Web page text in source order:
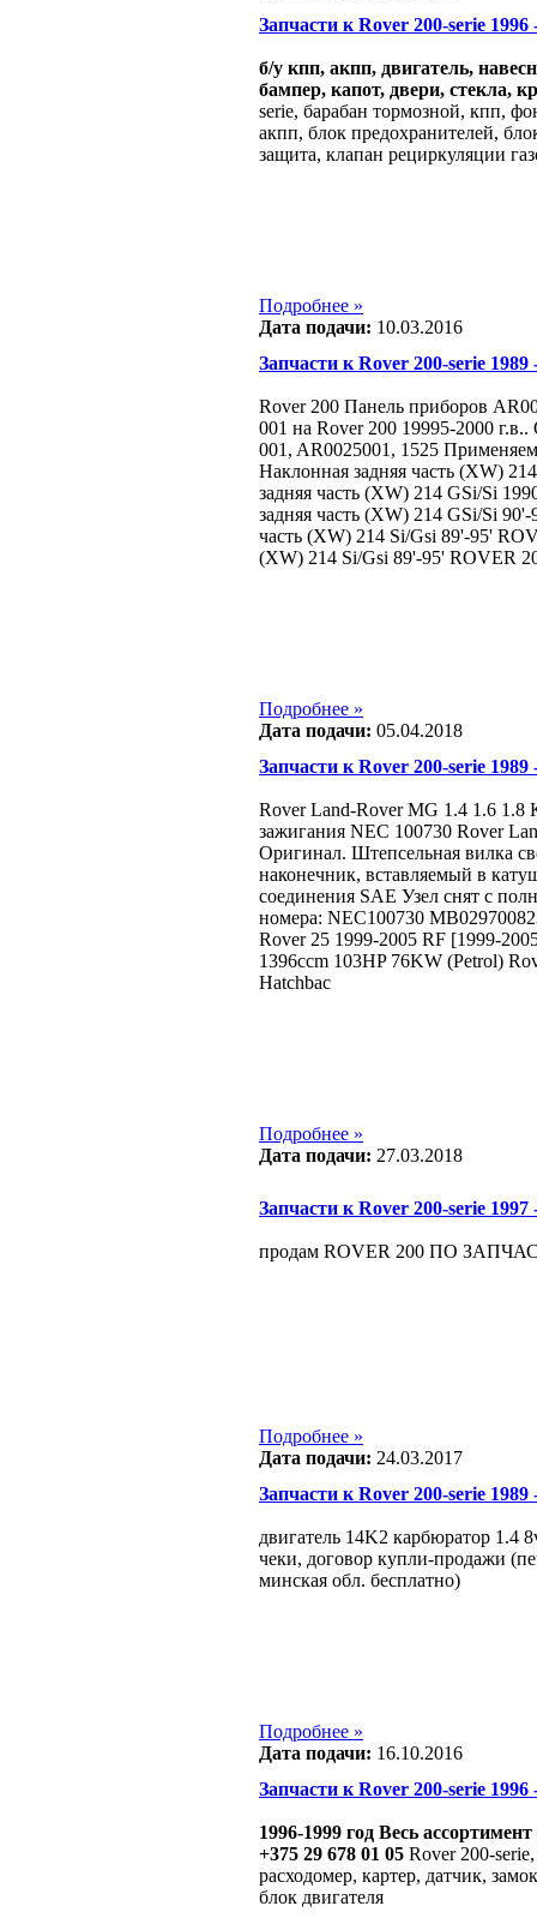
Запчасти к Rover 200-serie 1996
б/у кпп, акпп, двигатель,
бампер, капот, двери, стекла,
serie, барабан тормозной, кпп,
акпп, блок предохранителей,
защита, клапан рециркуляции
Подробнее »
Дата подачи: 10.03.2016
Запчасти к Rover 200-serie 1989
Rover 200 Панель приборов
001 на Rover 200 19995-2000
001, AR0025001, 1525
Наклонная задняя часть (XW)
задняя часть (XW) 214 GSi/Si
задняя часть (XW) 214 GSi/Si
часть (XW) 214 Si/Gsi 89'-95'
(XW) 214 Si/Gsi 89'-95' ROVER
Подробнее »
Дата подачи: 05.04.2018
Запчасти к Rover 200-serie 1989
Rover Land-Rover MG 1.4 1.6 1.8
зажигания NEC 100730 Rover
Оригинал. Штепсельная вилка
наконечник, вставляемый в
соединения SAE Узел снят с
номера: NEC100730
Rover 25 1999-2005 RF [1999-
1396ccm 103HP 76KW (Petrol)
Hatchbac
Подробнее »
Дата подачи: 27.03.2018
Запчасти к Rover 200-serie 1997
продам ROVER 200 ПО
Подробнее »
Дата подачи: 24.03.2017
Запчасти к Rover 200-serie 1989
двигатель 14K2 карбюратор 1.4
чеки, договор купли-продажи
минская обл. бесплатно)
Подробнее »
Дата подачи: 16.10.2016
Запчасти к Rover 200-serie 1996
1996-1999 год Весь
+375 29 678 01 05 Rover 200-
расходомер, картер, датчик,
блок двигателя